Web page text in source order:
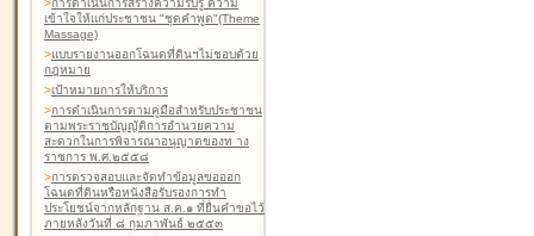
>การดำเนินการสร้างความรับรู้ ความ
เข้าใจให้แก่ประชาชน "ชุดคำพูด"(Theme
Massage)
>แบบรายงานออกโฉนดที่ดินฯไม่ชอบด้วย
กฎหมาย
>เป้าหมายการให้บริการ
>การดำเนินการตามคู่มือสำหรับประชาชน
ตามพระราชบัญญัติการอำนวยความ
สะดวกในการพิจารณาอนุญาตของท าง
ราชการ พ.ศ.๒๕๕๘
>การตรวจสอบและจัดทำข้อมูลขอออก
โฉนดที่ดินหรือหนังสือรับรองการทำ
ประโยชน์จากหลักฐาน ส.ค.๑ ที่ยื่นคำขอไว้
ภายหลังวันที่ ๘ กุมภาพันธ์ ๒๕๕๓